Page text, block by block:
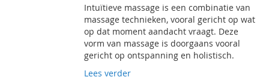
Intuïtieve massage is een combinatie van
massage technieken, vooral gericht op wat
op dat moment aandacht vraagt. Deze
vorm van massage is doorgaans vooral
gericht op ontspanning en holistisch.
Lees verder